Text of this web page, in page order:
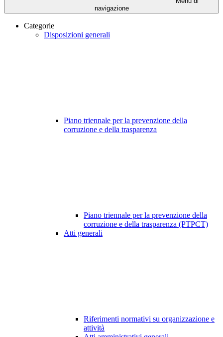
navigazione
Categorie
Disposizioni generali
Piano triennale per la prevenzione della
corruzione e della trasparenza
Piano triennale per la prevenzione della
corruzione e della trasparenza (PTPCT)
Atti generali
Riferimenti normativi su organizzazione e
attività